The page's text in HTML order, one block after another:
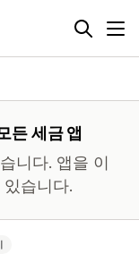
든 세금 앱
니다. 앱을 이
습니다.